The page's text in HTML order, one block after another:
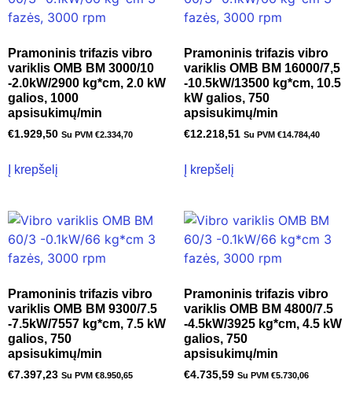
Pramoninis trifazis vibro
variklis OMB BM 3000/10
-2.0kW/2900 kg*cm, 2.0 kW
galios, 1000
apsisukimų/min
€1.929,50 Su PVM €2.334,70
Į krepšelį
Pramoninis trifazis vibro
variklis OMB BM 16000/7,5
-10.5kW/13500 kg*cm, 10.5
kW galios, 750
apsisukimų/min
€12.218,51 Su PVM €14.784,40
Į krepšelį
Pramoninis trifazis vibro
variklis OMB BM 9300/7.5
-7.5kW/7557 kg*cm, 7.5 kW
galios, 750
apsisukimų/min
€7.397,23 Su PVM €8.950,65
Pramoninis trifazis vibro
variklis OMB BM 4800/7.5
-4.5kW/3925 kg*cm, 4.5 kW
galios, 750
apsisukimų/min
€4.735,59 Su PVM €5.730,06